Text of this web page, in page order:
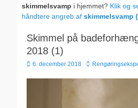
skimmelsvamp i hjemmet? Klik og
håndtere angreb af skimmelsvamp
Skimmel på
2018 (1)
Udgivet
6. december 2018 Forfatter